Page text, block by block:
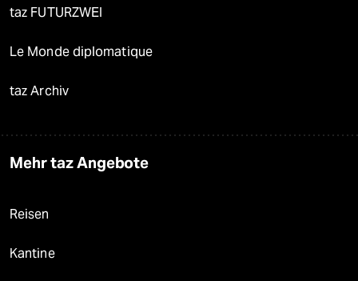
taz FUTURZWEI
Le Monde diplomatique
taz Archiv
Mehr taz Angebote
Reisen
Kantine